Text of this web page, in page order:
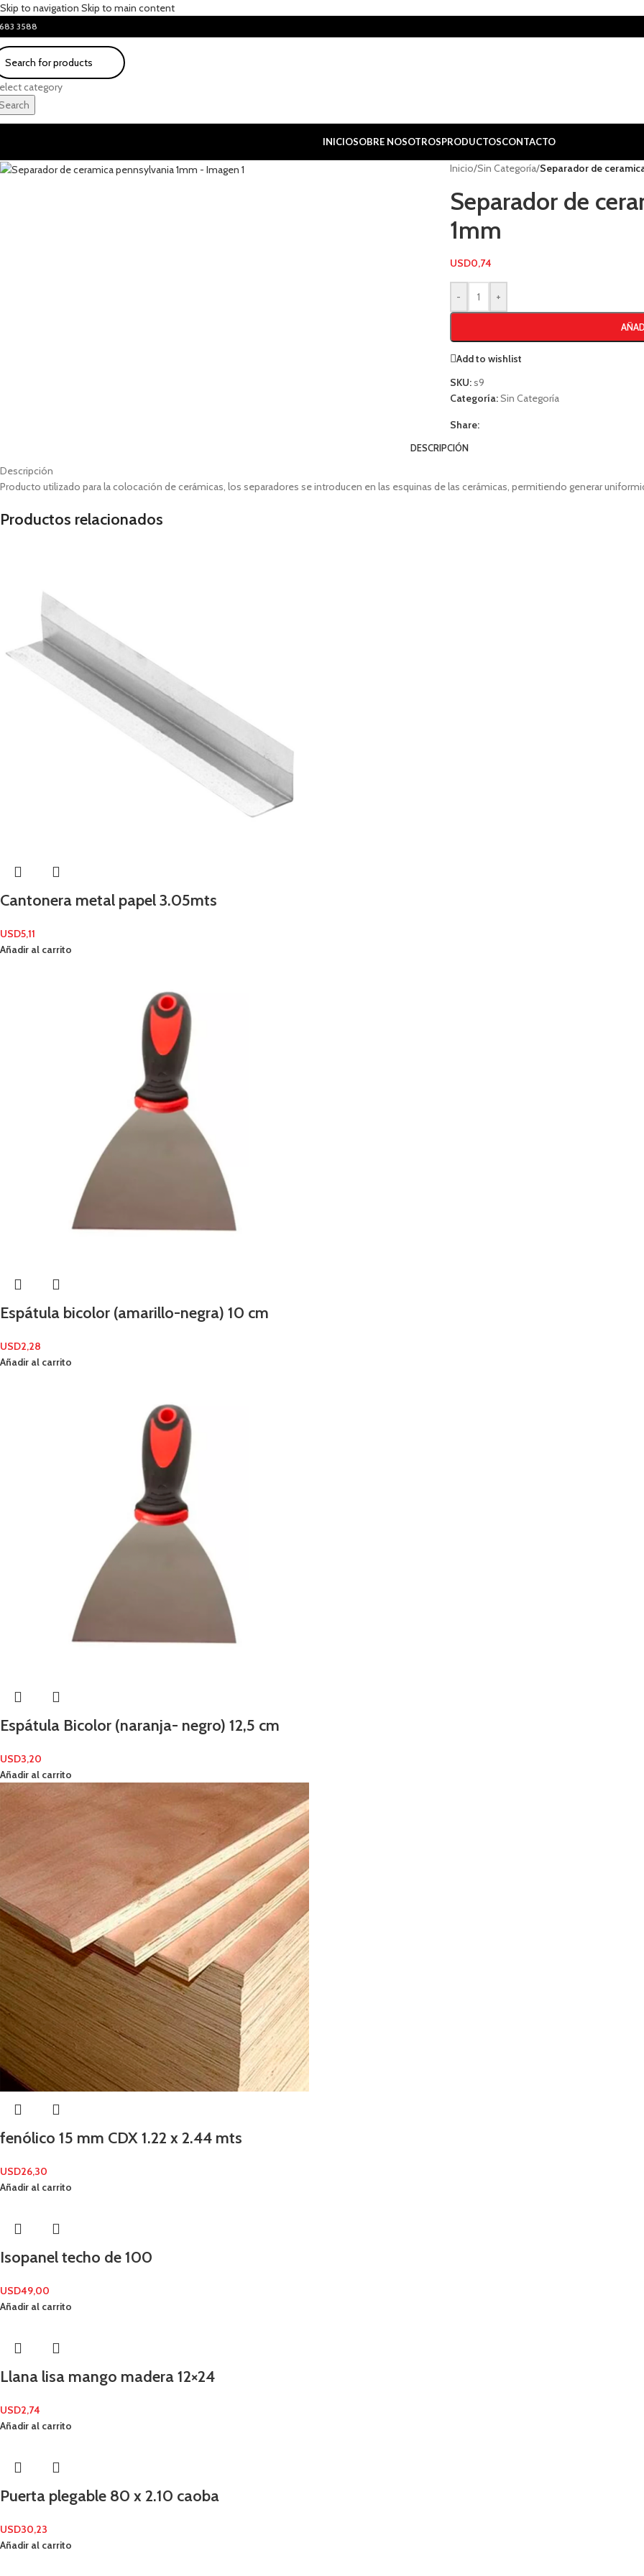
Skip to navigation Skip to main content
3588
category
INICIOSOBRE NOSOTROSPRODUCTOSCONTACTO
Inicio/Sin Categoría/Separador de
Separador de
1mm
USD0,74
- +
Add to wishlist
SKU:s9
Categoría:Sin Categoría
Share:
DESCRIPCIÓN
Descripción
Producto utilizado para la colocación de cerámicas, los separadores se introducen en las esquinas de las cerámicas, permitiendo generar
Productos relacionados
Cantonera metal papel 3.05mts
USD5,11
Añadir al carrito
Espátula bicolor (amarillo-negra) 10 cm
USD2,28
Añadir al carrito
Espátula Bicolor (naranja- negro) 12,5 cm
USD3,20
Añadir al carrito
fenólico 15 mm CDX 1.22 x 2.44 mts
USD26,30
Añadir al carrito
Isopanel techo de 100
USD49,00
Añadir al carrito
Llana lisa mango madera 12×24
USD2,74
Añadir al carrito
Puerta plegable 80 x 2.10 caoba
USD30,23
Añadir al carrito